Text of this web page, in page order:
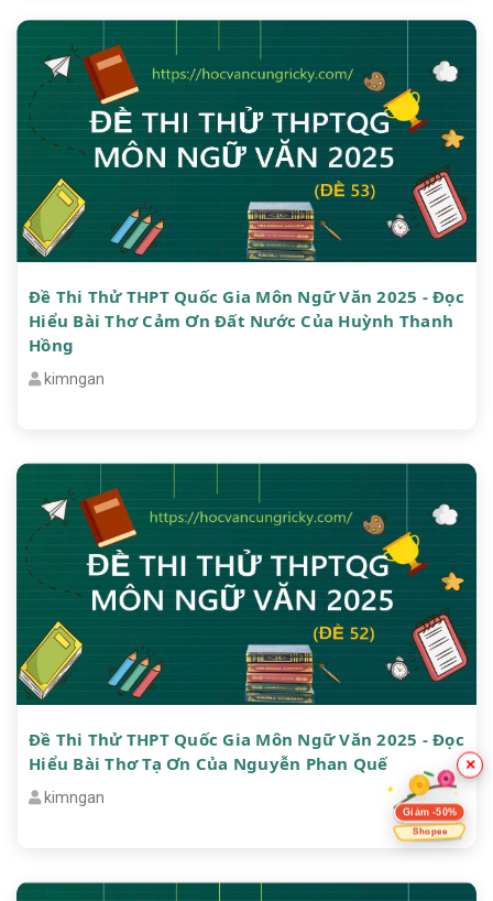
Đề Thi Thử THPT Quốc Gia Môn Ngữ Văn 2025 - Đọc
Hiểu Bài Thơ Cảm Ơn Đất Nước Của Huỳnh Thanh
Hồng
kimngan
Đề Thi Thử THPT Quốc Gia Môn Ngữ Văn 2025 - Đọc
Hiểu Bài Thơ Tạ Ơn Của Nguyễn Phan Quế
kimngan
×
Giảm -50%
Shopee